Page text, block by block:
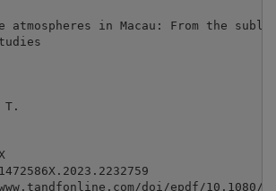
in Macau: From the
T.
doi/epdf/10.1080/